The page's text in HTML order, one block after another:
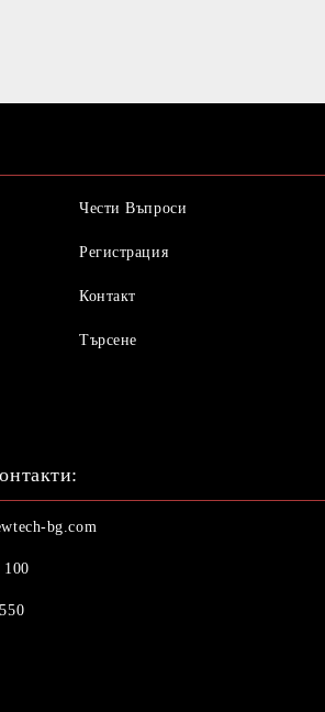
Чести Въпроси
Регистрация
Контакт
Търсене
bg.com
100